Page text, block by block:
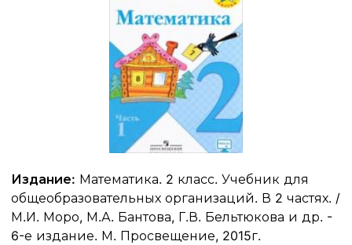
Издание: Математика. 2 класс. Учебник для
общеобразовательных организаций. В 2 частях. /
М.И. Моро, М.А. Бантова, Г.В. Бельтюкова и др. -
6-е издание. М. Просвещение, 2015г.